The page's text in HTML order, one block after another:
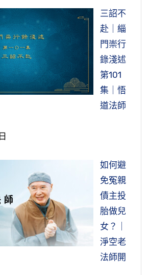
，就像燒開水的意思一樣。
菩薩念佛圓通章疏鈔菁華（第二
它，因為你控制不了，你也佔
們身外之物你控制不了、佔有不
的身體你自己就控制不了、就佔
之物還能控制得了嗎？你還能佔
若經》上給我們講得很清楚，
不可得，無所有」，你想要佔
都在打妄想。所以明白這個事實
放下我們就自在了，隨緣度
眼觀世音菩薩廣大圓滿無礙大悲
十集）
定起碼你也要有二十分的條
你不要說考八十分、九十分、
也考個二十分，你考個零蛋，那
也要二十分，其他的法門起碼要
，六十分以下都不及格。這個
最起碼要二十分，阿彌陀佛這個
條件已經降到最低了，但是你
件都沒有，那還是去不了。
們雖然沒開智慧，但是你這個戒
煩惱伏住了。所以我們也發心來
個要學。
觀世音菩薩廣大圓滿無礙大悲
十集）
煩惱瞋恨心，都是起這些心。你
切都是有為法，都是像作夢一
，不要為它所動，順境不生貪
恚，我們這個心保持如如不動，
為舍了。
眼觀世音菩薩廣大圓滿無礙大悲
集）
看這個業造的多重。我們生長在
免沒有去造深重的業障，你造了
們自己反省反省，我自己有沒有
果有，沒有懺除清淨，這一生要
往生都有困難。這個業障會來障
障礙、來找麻煩，這是很難避
觀世音菩薩廣大圓滿無礙大悲
三詔不
赴｜緇
門崇行
錄淺述
第101
集｜悟
道法師
如何避
免冤親
債主投
胎做兒
女？｜
淨空老
法師開